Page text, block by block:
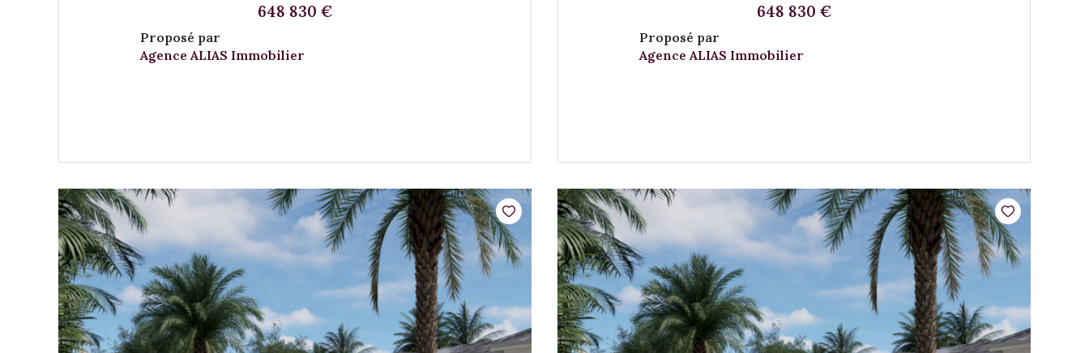
648 830 €
Proposé par
Agence ALIAS Immobilier
648 830 €
Proposé par
Agence ALIAS Immobilier